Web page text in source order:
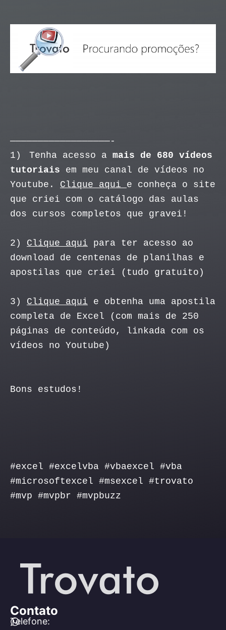
——————————————————-
1)
Tenha acesso a mais de 680 vídeos
tutoriais em meu canal de vídeos no
Youtube. Clique aqui e conheça o site
que criei com o catálogo das aulas
dos cursos completos que gravei!
2) Clique aqui para ter acesso ao
download de centenas de planilhas e
apostilas que criei (tudo gratuito)
3) Clique aqui e obtenha uma apostila
completa de Excel (com mais de 250
páginas de conteúdo, linkada com os
vídeos no Youtube)
Bons estudos!
#excel #excelvba #vbaexcel #vba
#microsoftexcel #msexcel #trovato
#mvp #mvpbr #mvpbuzz
Contato
Telefone: